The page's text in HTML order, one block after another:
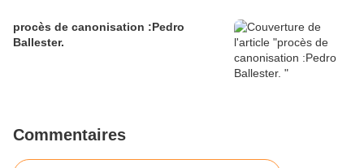
procès de canonisation :Pedro
Ballester.
Commentaires